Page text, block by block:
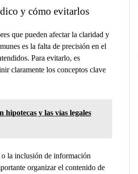
y cómo evitarlos
que pueden afectar la claridad y
es la falta de precisión en el
Para evitarlo, es
claramente los conceptos clave
hipotecas y las vías legales
la inclusión de información
organizar el contenido de